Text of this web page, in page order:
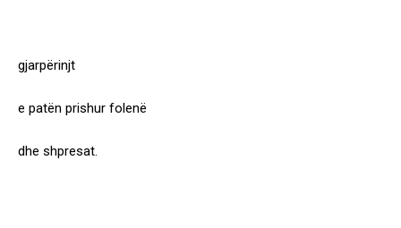
gjarpërinjt
e patën prishur folenë
dhe shpresat.